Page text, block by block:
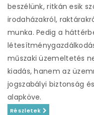
beszélünk, ritkán esik
irodaházakról,
munka. Pedig a
műszaki üzemeltetés
kiadás, hanem az
jogszabályi biztonság
alapköve.
Részletek